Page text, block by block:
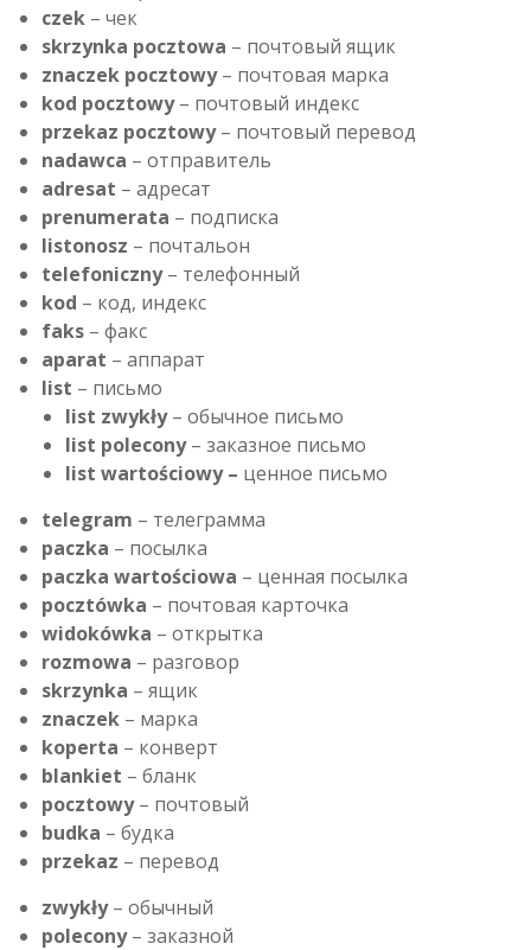
czek – чек
skrzynka pocztowa – почтовый ящик
znaczek pocztowy– почтовая марка
kod pocztowy– почтовый индекс
przekaz pocztowy– почтовый перевод
nadawca – отправитель
adresat – адресат
prenumerata – подписка
listonosz – почтальон
telefoniczny– телефонный
kod – код, индекс
faks – факс
aparat – аппарат
list – письмо
list zwykły– обычное письмо
list polecony– заказное письмо
list wartościowy – ценное письмо
telegram – телеграмма
paczka – посылка
paczka wartościowa – ценная посылка
pocztówka – почтовая карточка
widokówka – открытка
rozmowa – разговор
skrzynka – ящик
znaczek – марка
koperta – конверт
blankiet – бланк
pocztowy– почтовый
budka – будка
przekaz – перевод
zwykły– обычный
polecony– заказной